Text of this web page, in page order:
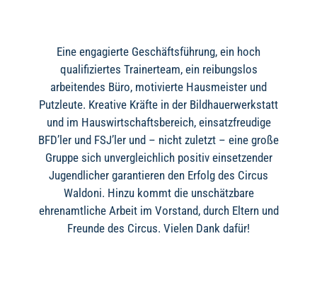
Eine engagierte Geschäftsführung, ein hoch
qualifiziertes Trainerteam, ein reibungslos
arbeitendes Büro, motivierte Hausmeister und
Putzleute. Kreative Kräfte in der Bildhauerwerkstatt
und im Hauswirtschaftsbereich, einsatzfreudige
BFD’ler und FSJ’ler und – nicht zuletzt – eine große
Gruppe sich unvergleichlich positiv einsetzender
Jugendlicher garantieren den Erfolg des Circus
Waldoni. Hinzu kommt die unschätzbare
ehrenamtliche Arbeit im Vorstand, durch Eltern und
Freunde des Circus. Vielen Dank dafür!